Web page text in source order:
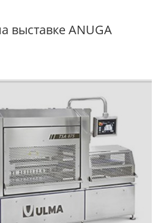
выставке ANUGA